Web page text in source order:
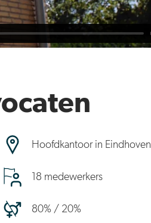
Hoofdkantoor in Eindhoven
18 medewerkers
80% / 20%